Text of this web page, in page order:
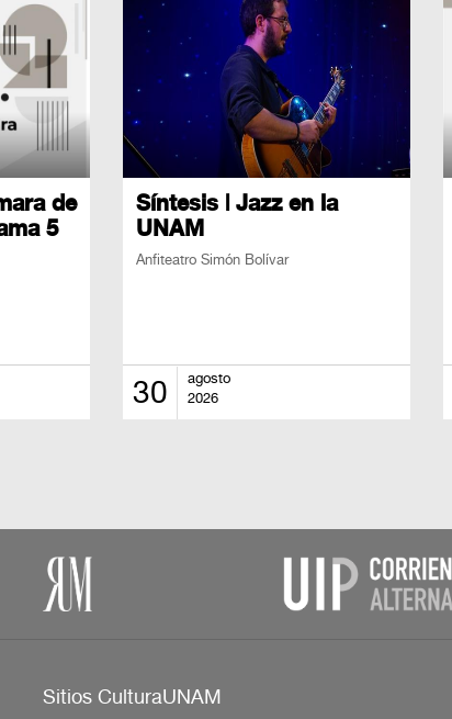
de
5
Síntesis | Jazz en la
UNAM
Anfiteatro Simón Bolívar
30
agosto
2026
Sitios CulturaUNAM